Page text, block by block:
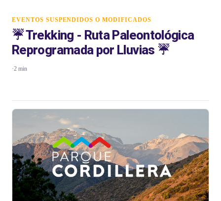
EVENTOS SUSPENDIDOS O MODIFICADOS
☔ Trekking - Ruta Paleontológica
Reprogramada por Lluvias ☔
·2 min